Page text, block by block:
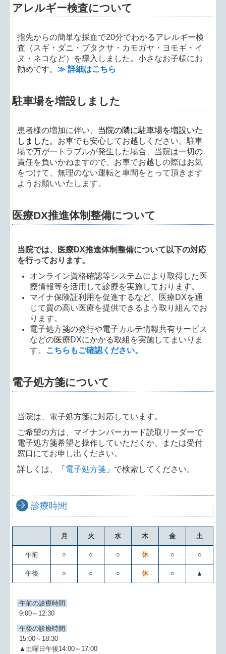
診療時間
月 火 水 木 金 土
午前 ○ ○ ○ 休 ○ ○
午後 ○ ○ ○ 休 ○ ▲
午前の診療時間
9:00～12:30
午後の診療時間
15:00～18:30
▲土曜日午後14:00～17:00
アレルギー検査について
指先からの簡単な採血で20分でわかるアレルギー検
査（スギ・ダニ・ブタクサ・カモガヤ・ヨモギ・イ
ヌ・ネコなど）を導入しました。小さなお子様にお
勧めです。≫ 詳細はこちら
駐車場を増設しました
患者様の増加に伴い、 当院の隣に駐車場を増設いた
しました。 お車でも安心してお越しください。駐車
場で万が一トラブルが発生した場合、当院は一切の
責任を負いかねますので、お車でお越しの際はお気
をつけて、無理のない運転と車間をとって頂きます
ようお願いいたします。
医療DX推進体制整備について
当院では、医療DX推進体制整備について以下の対応
を行っております。
オンライン資格確認等システムにより取得した医
療情報等を活用して診療を実施しております。
マイナ保険証利用を促進するなど、医療DXを通
じて質の高い医療を提供できるよう取り組んでお
ります。
電子処方箋の発行や電子カルテ情報共有サービス
などの医療DXにかかる取組を実施してまいりま
す。
こちらもご確認ください。
電子処方箋について
当院は、電子処方箋に対応しています。
ご希望の方は、マイナンバーカード読取リーダーで
電子処方箋希望と操作していただくか、または受付
窓口にてお申し出ください。
詳しくは、「 電子処方箋 」で検索してください。